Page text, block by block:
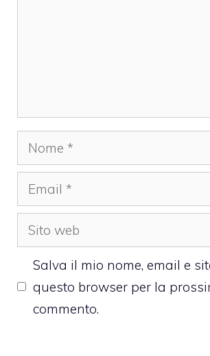
Nome
Email
Sito
web
Salva il mio nome, email e
questo browser per la
commento.